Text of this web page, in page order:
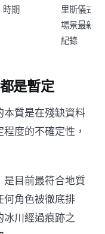
時期
里斯儀式
場景最新
紀錄
是暫定
本質是在殘缺資料
度的不確定性，
目前最符合地質
何角色被徹底排
冰川經過痕跡之